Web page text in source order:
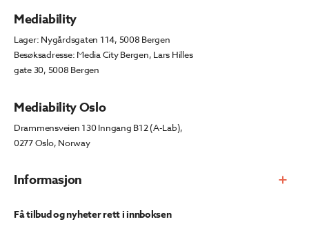
Informasjon
Mediability
Lager: Nygårdsgaten 114, 5008 Bergen
Besøksadresse: Media City Bergen, Lars Hilles
gate 30, 5008 Bergen
Mediability Oslo
Drammensveien 130 Inngang B12 (A-Lab),
0277 Oslo, Norway
Få tilbud og nyheter rett i innboksen